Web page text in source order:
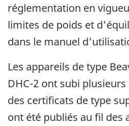
réglementation en
limites de poids et
dans le manuel
Les appareils de type
DHC-2 ont subi
des certificats de type
ont été publiés au fil des